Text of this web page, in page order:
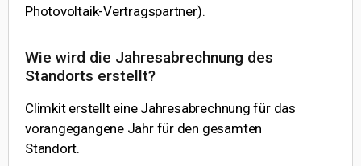
Photovoltaik-Vertragspartner).
Wie wird die Jahresabrechnung des
Standorts erstellt?
Climkit erstellt eine Jahresabrechnung für das
vorangegangene Jahr für den gesamten
Standort.